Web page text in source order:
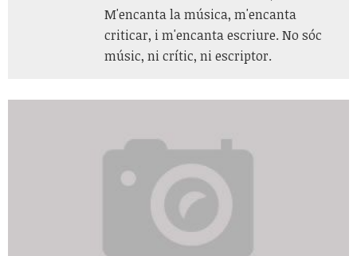
M'encanta la música, m'encanta
criticar, i m'encanta escriure. No sóc
músic, ni crític, ni escriptor.